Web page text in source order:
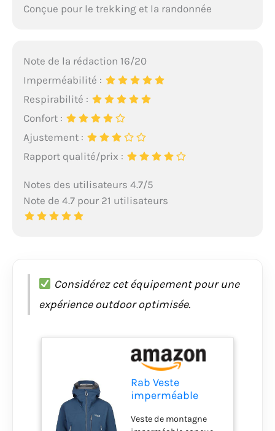
Conçue pour le trekking et la randonnée
Note de la rédaction 16/20
Imperméabilité :
Respirabilité :
Confort :
Ajustement :
Rapport qualité/prix :
Notes des utilisateurs 4.7/5
Note de 4.7 pour 21 utilisateurs
Considérez cet équipement pour une
expérience outdoor optimisée.
Rab Veste
imperméable
pour homme
Veste de montagne